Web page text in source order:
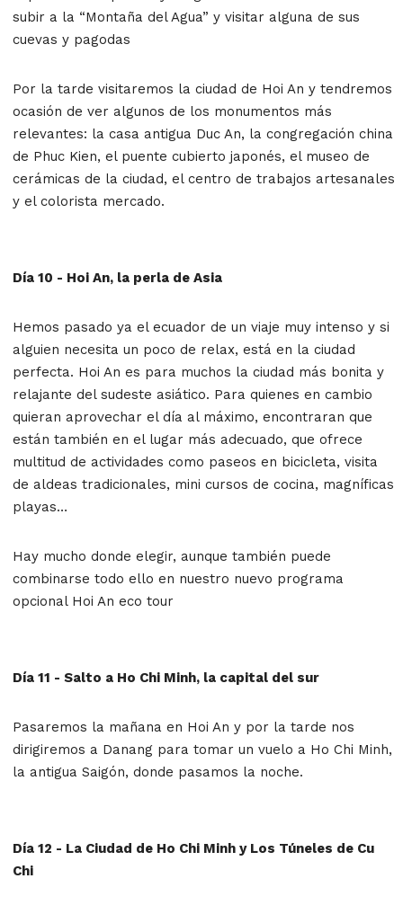
subir a la “Montaña del Agua” y visitar alguna de sus
cuevas y pagodas
Por la tarde visitaremos la ciudad de Hoi An y tendremos
ocasión de ver algunos de los monumentos más
relevantes: la casa antigua Duc An, la congregación china
de Phuc Kien, el puente cubierto japonés, el museo de
cerámicas de la ciudad, el centro de trabajos artesanales
y el colorista mercado.
Día 10 - Hoi An, la perla de Asia
Hemos pasado ya el ecuador de un viaje muy intenso y si
alguien necesita un poco de relax, está en la ciudad
perfecta. Hoi An es para muchos la ciudad más bonita y
relajante del sudeste asiático. Para quienes en cambio
quieran aprovechar el día al máximo, encontraran que
están también en el lugar más adecuado, que ofrece
multitud de actividades como paseos en bicicleta, visita
de aldeas tradicionales, mini cursos de cocina, magníficas
playas…
Hay mucho donde elegir, aunque también puede
combinarse todo ello en nuestro nuevo programa
opcional Hoi An eco tour
Día 11 - Salto a Ho Chi Minh, la capital del sur
Pasaremos la mañana en Hoi An y por la tarde nos
dirigiremos a Danang para tomar un vuelo a Ho Chi Minh,
la antigua Saigón, donde pasamos la noche.
Día 12 - La Ciudad de Ho Chi Minh y Los Túneles de Cu
Chi